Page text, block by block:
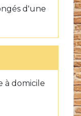
d'une
à domicile